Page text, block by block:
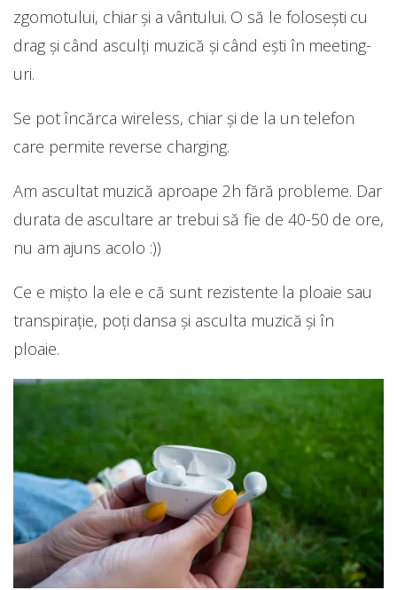
zgomotului, chiar și a vântului. O să le folosești cu
drag și când asculți muzică și când ești în meeting-
uri.
Se pot încărca wireless, chiar și de la un telefon
care permite reverse charging.
Am ascultat muzică aproape 2h fără probleme. Dar
durata de ascultare ar trebui să fie de 40-50 de ore,
nu am ajuns acolo :))
Ce e mișto la ele e că sunt rezistente la ploaie sau
transpirație, poți dansa și asculta muzică și în
ploaie.